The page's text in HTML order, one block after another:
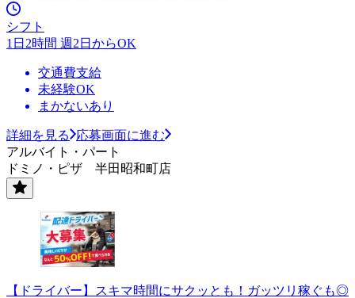
シフト
1日2時間 週2日からOK
交通費支給
未経験OK
まかないあり
詳細を見る
応募画面に進む
アルバイト・パート
ドミノ・ピザ 半田昭和町店
【ドライバー】スキマ時間にサクッとも！ガッツリ稼ぐも◎